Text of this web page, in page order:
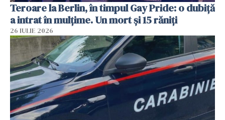
Teroare la Berlin, în timpul Gay Pride: o dubiță
a intrat în mulțime. Un mort și 15 răniți
26 IULIE 2026